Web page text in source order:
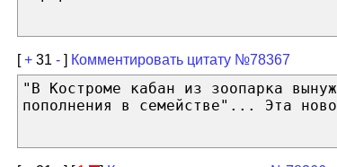
[+ 31 - ] Комментировать цитату №78367
"В Костроме кабан из зоопарка
пополнения в семействе"... Эта